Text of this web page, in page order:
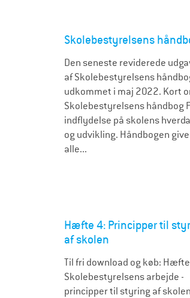
Skolebestyrelsens
Den seneste reviderede
af Skolebestyrelsens
udkommet i maj 2022. Kort
Skolebestyrelsens håndbog
indflydelse på skolens
og udvikling. Håndbogen
alle...
Hæfte 4: Principper til
af skolen
Til fri download og køb:
Skolebestyrelsens arbejde -
principper til styring af